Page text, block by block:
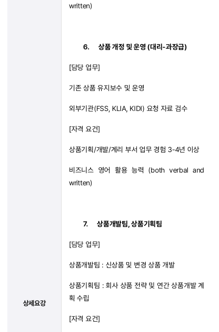
상세요강
written)
6. 상품 개정 및 운영 (대리-과장급)
[담당 업무]
기존 상품 유지보수 및 운영
외부기관(FSS, KLIA, KIDI) 요청 자료 검수
[자격 요건]
상품기획/개발/계리 부서 업무 경험 3-4년 이상
비즈니스 영어 활용 능력 (both verbal and
written)
7. 상품개발팀 ,상품기획팀
[담당 업무]
상품개발팀 : 신상품 및 변경 상품 개발
상품기획팀 :회사 상품 전략 및 연간 상품개발 계
획 수립
[자격 요건]